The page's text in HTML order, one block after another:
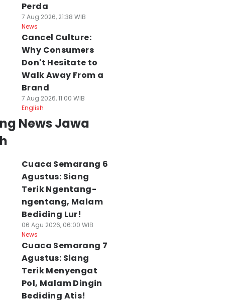
Bikin Apem
Wekasan,
Jadwal KRL Solo-
Jogja Hari Ini
Sabtu 8 Agustus,
Perda
7 Aug 2026, 21:38 WIB
News
Cancel Culture:
Why Consumers
Don't Hesitate to
Walk Away From a
Brand
7 Aug 2026, 11:00 WIB
English
News Jawa
Cuaca Semarang 6
Agustus: Siang
Terik Ngentang-
ngentang, Malam
Bediding Lur!
06 Agu 2026, 06:00 WIB
News
Cuaca Semarang 7
Agustus: Siang
Terik Menyengat
Pol, Malam Dingin
Bediding Atis!